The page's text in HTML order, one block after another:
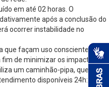
em até 02 horas. O
após a conclusão do
ocorrer instabilidade no
que façam uso consciente da
de minimizar os impactos.
um caminhão-pipa, que está
disponíveis 24h: 0800